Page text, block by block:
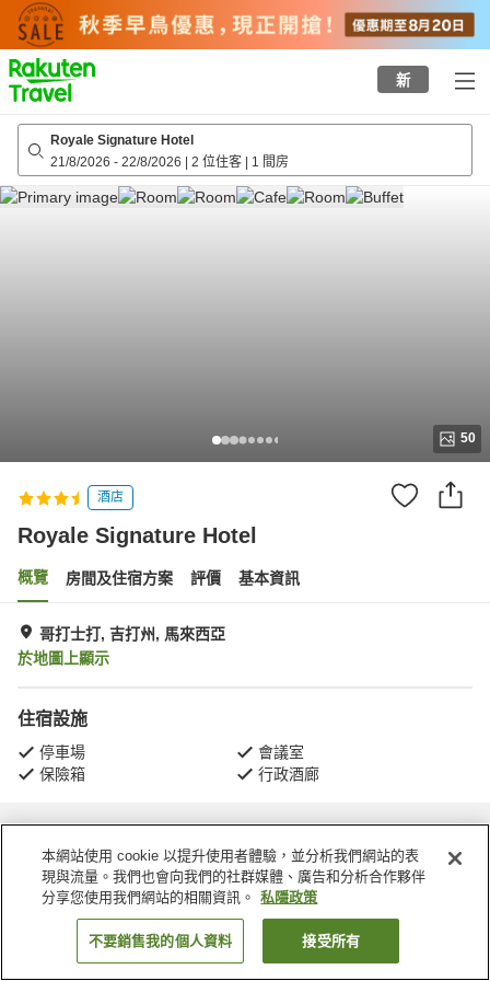
to
top
page
新
Royale Signature Hotel
21/8/2026 - 22/8/2026 | 2 位住客 | 1 間房
50
酒店
Royale Signature Hotel
概覽 房間及住宿方案 評價 基本資訊
哥打士打, 吉打州, 馬來西亞
於地圖上顯示
住宿設施
停車場
會議室
保險箱
行政酒廊
主頁 馬來西亞 吉打州 哥打士打 Royale Signature Hotel
找客房
本網站使用 cookie 以提升使用者體驗，並分析我們網站的表
現與流量。我們也會向我們的社群媒體、廣告和分析合作夥伴
分享您使用我們網站的相關資訊。
私隱政策
不要銷售我的個人資料 接受所有